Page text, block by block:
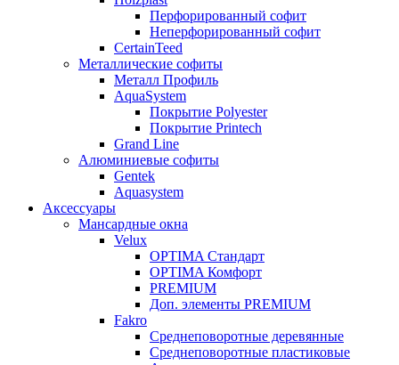
Перфорированный софит
Неперфорированный софит
CertainTeed
Металлические софиты
Металл Профиль
AquaSystem
Покрытие Polyester
Покрытие Printech
Grand Line
Алюминиевые софиты
Gentek
Aquasystem
Аксессуары
Мансардные окна
Velux
OPTIMA Стандарт
OPTIMA Комфорт
PREMIUM
Доп. элементы PREMIUM
Fakro
Cреднеповоротные деревянные
Cреднеповоротные пластиковые